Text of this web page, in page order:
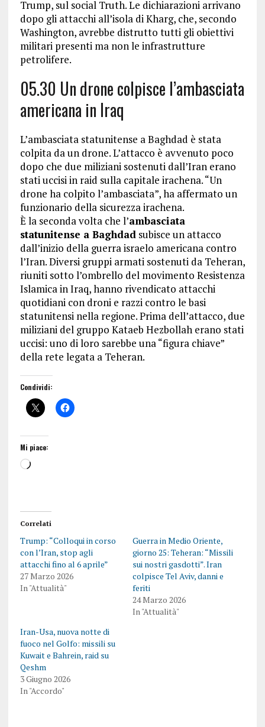
Trump, sul social Truth. Le dichiarazioni arrivano
dopo gli attacchi all’isola di Kharg, che, secondo
Washington, avrebbe distrutto tutti gli obiettivi
militari presenti ma non le infrastrutture
petrolifere.
05.30 Un drone colpisce l’ambasciata
americana in Iraq
L’ambasciata statunitense a Baghdad è stata
colpita da un drone. L’attacco è avvenuto poco
dopo che due miliziani sostenuti dall’Iran erano
stati uccisi in raid sulla capitale irachena. “Un
drone ha colpito l’ambasciata”, ha affermato un
funzionario della sicurezza irachena.
È la seconda volta che l’ambasciata
statunitense a Baghdadsubisce un attacco
dall’inizio della guerra israelo americana contro
l’Iran. Diversi gruppi armati sostenuti da Teheran,
riuniti sotto l’ombrello del movimento Resistenza
Islamica in Iraq, hanno rivendicato attacchi
quotidiani con droni e razzi contro le basi
statunitensi nella regione. Prima dell’attacco, due
miliziani del gruppo Kataeb Hezbollah erano stati
uccisi: uno di loro sarebbe una “figura chiave”
della rete legata a Teheran.
Condividi:
Mi piace:
Correlati
Trump: “Colloqui in corso
con l’Iran, stop agli
attacchi fino al 6 aprile”
27 Marzo 2026
In "Attualità"
Guerra in Medio Oriente,
giorno 25: Teheran: “Missili
sui nostri gasdotti”. Iran
colpisce Tel Aviv, danni e
feriti
24 Marzo 2026
In "Attualità"
Iran-Usa, nuova notte di
fuoco nel Golfo: missili su
Kuwait e Bahrein, raid su
Qeshm
3 Giugno 2026
In "Accordo"